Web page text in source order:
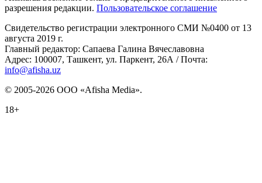
разрешения редакции. Пользовательское соглашение
Свидетельство регистрации электронного СМИ №0400 от 13
августа 2019 г.
Главный редактор: Сапаева Галина Вячеславовна
Адрес: 100007, Ташкент, ул. Паркент, 26А / Почта:
info@afisha.uz
© 2005-2026 ООО «Afisha Media».
18+